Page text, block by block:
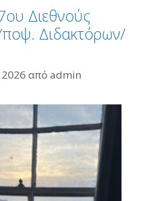
Διεθνούς
Διδακτόρων/
από admin